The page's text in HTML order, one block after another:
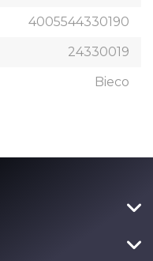
4005544330190
24330019
Bieco